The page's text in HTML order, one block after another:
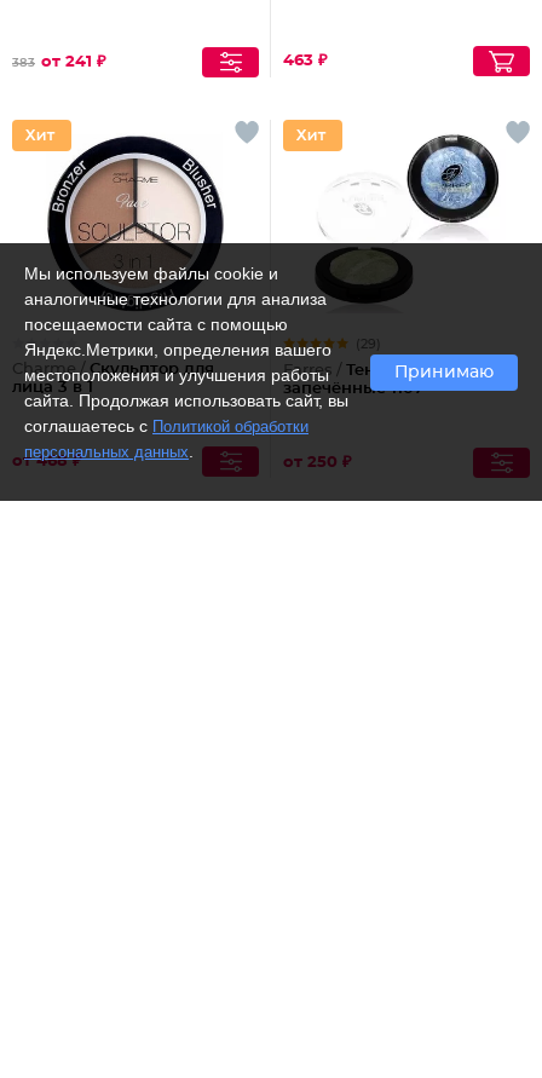
383 от 241 ₽ 463 ₽
Charme /Скульптор для
лица 3 в 1
от 468 ₽
(29)
Farres / Тени для век
запечённые 1107
от 250 ₽
Мы используем файлы cookie и
аналогичные технологии для анализа
посещаемости сайта с помощью
Яндекс.Метрики, определения вашего
местоположения и улучшения работы
сайта. Продолжая использовать сайт, вы
соглашаетесь с Политикой обработки
персональных данных
Принимаю